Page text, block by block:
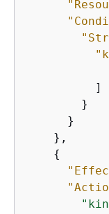
          ]
        }
      }
    },
{